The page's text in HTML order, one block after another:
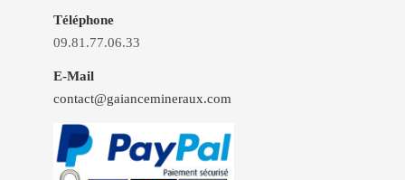
Téléphone
09.81.77.06.33
E-Mail
contact@gaiancemineraux.com